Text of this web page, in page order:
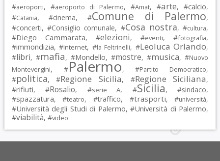
#aeroporti, #aeroporto di Palermo, #Amat, #arte, #calcio,
#Catania, #cinema, #Comune di Palermo,
#concerti, #Consiglio comunale, #Cosa nostra, #cultura,
#Diego Cammarata, #elezioni, #eventi, #fotografia,
#immondizia, #Internet, #la Feltrinelli, #Leoluca Orlando,
#libri, #mafia, #Mondello, #mostre, #musica, #Nuovo
Montevergini, #Palermo, #Partito Democratico,
#politica, #Regione Sicilia, #Regione Siciliana,
#rifiuti, #Rosalio, #serie A, #Sicilia, #sindaco,
#spazzatura, #teatro, #traffico, #trasporti, #università,
#Università degli Studi di Palermo, #Università di Palermo,
#viabilità, #video